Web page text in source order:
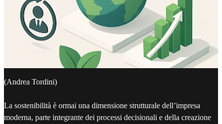
(Andrea Tordini)
La sostenibilità è ormai una dimensione strutturale dell’impresa
moderna, parte integrante dei processi decisionali e della creazione